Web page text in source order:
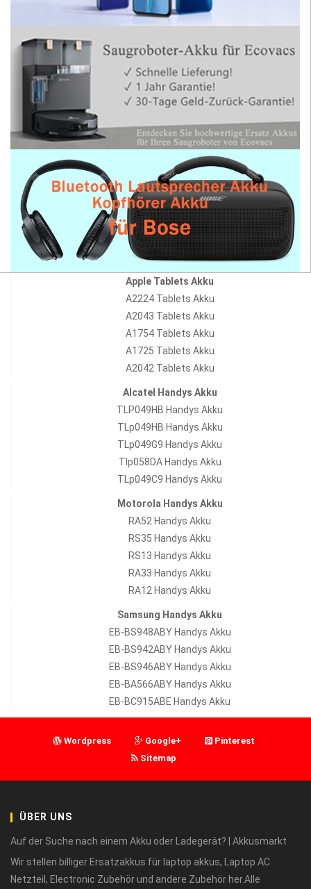
Apple Tablets Akku
A2224 Tablets Akku
A2043 Tablets Akku
A1754 Tablets Akku
A1725 Tablets Akku
A2042 Tablets Akku
Alcatel Handys Akku
TLP049HB Handys Akku
TLp049HB Handys Akku
TLp049G9 Handys Akku
Tlp058DA Handys Akku
TLp049C9 Handys Akku
Motorola Handys Akku
RA52 Handys Akku
RS35 Handys Akku
RS13 Handys Akku
RA33 Handys Akku
RA12 Handys Akku
Samsung Handys Akku
EB-BS948ABY Handys Akku
EB-BS942ABY Handys Akku
EB-BS946ABY Handys Akku
EB-BA566ABY Handys Akku
EB-BC915ABE Handys Akku
Wordpress Google+
Pinterest
Sitemap
ÜBER UNS
Auf der Suche nach einem Akku oder Ladegerät? | Akkusmarkt
Wir stellen billiger Ersatzakkus für laptop akkus, Laptop AC
Netzteil, Electronic Zubehör und andere Zubehör her.Alle